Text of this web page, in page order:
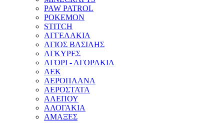
PAW PATROL
POKEMON
STITCH
ΑΓΓΕΛΑΚΙΑ
ΑΓΙΟΣ ΒΑΣΙΛΗΣ
ΑΓΚΥΡΕΣ
ΑΓΟΡΙ - ΑΓΟΡΑΚΙΑ
ΑΕΚ
ΑΕΡΟΠΛΑΝΑ
ΑΕΡΟΣΤΑΤΑ
ΑΛΕΠΟΥ
ΑΛΟΓΑΚΙΑ
ΑΜΑΞΕΣ